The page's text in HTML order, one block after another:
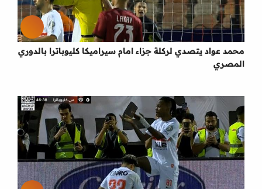
محمد عواد يتصدي لركلة جزاء امام سيراميكا كليوباترا بالدوري
المصري